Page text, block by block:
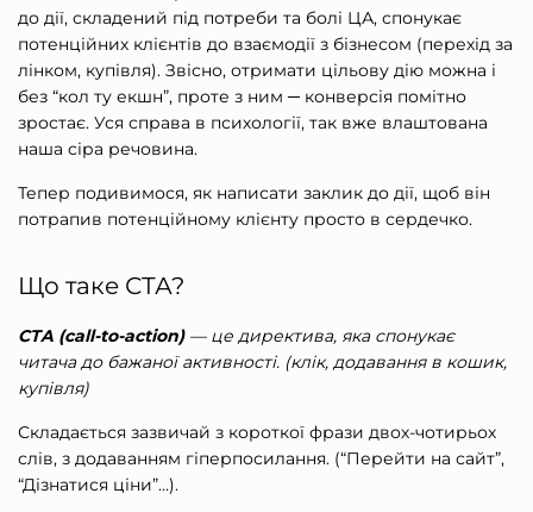
до дії, складений під потреби та болі ЦА, спонукає
потенційних клієнтів до взаємодії з бізнесом (перехід за
лінком, купівля). Звісно, отримати цільову дію можна і
без “кол ту екшн”, проте з ним ─ конверсія помітно
зростає. Уся справа в психології, так вже влаштована
наша сіра речовина.
Тепер подивимося, як написати заклик до дії, щоб він
потрапив потенційному клієнту просто в сердечко.
Що таке СТА?
CTA (call-to-action) —це директива, яка спонукає
читача до бажаної активності. (клік, додавання в кошик,
купівля)
Складається зазвичай з короткої фрази двох-чотирьох
слів, з додаванням гіперпосилання. (“Перейти на сайт”,
“Дізнатися ціни”…).